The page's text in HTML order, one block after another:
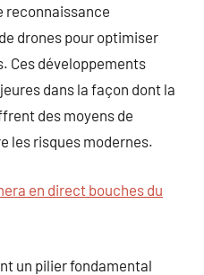
reconnaissance
drones pour optimiser
Ces développements
dans la façon dont la
des moyens de
les risques modernes.
en direct bouches du
un pilier fondamental